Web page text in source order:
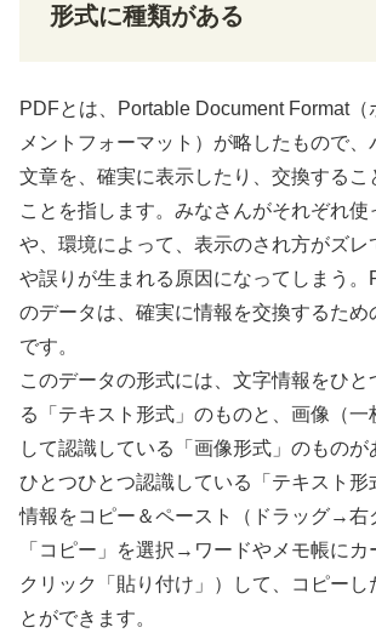
形式に種類がある
PDFとは、Portable Document Format（
メントフォーマット）が略したもので、
文章を、確実に表示したり、 交換するこ
ことを指します。みなさんがそれぞれ使
や、 環境によって、表示のされ方がズレ
や誤 りが生まれる原因になってしまう
のデータは、確実に情報を交換するため
です。
このデータの形式には、文字情報をひと
る「テキスト形式」のものと、画像（一
して認識している「画像形式」のもの
ひとつひとつ認識している「テキスト形
情報をコピー＆ペースト（ドラッグ→右
「コピー」を選択 →ワードやメモ帳にカ
クリック「 貼り付け」）して、コピーし
とができます。